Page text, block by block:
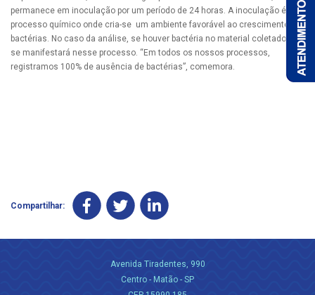
permanece em inoculação por um período de 24 horas. A inoculação é um
processo químico onde cria-se um ambiente favorável ao crescimento de
bactérias. No caso da análise, se houver bactéria no material coletado, ela
se manifestará nesse processo. “Em todos os nossos processos,
registramos 100% de ausência de bactérias”, comemora.
Compartilhar:
Avenida Tiradentes, 990
Centro - Matão - SP